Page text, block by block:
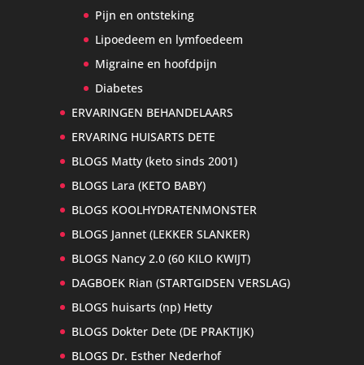
Pijn en ontsteking
Lipoedeem en lymfoedeem
Migraine en hoofdpijn
Diabetes
ERVARINGEN BEHANDELAARS
ERVARING HUISARTS DETE
BLOGS Matty (keto sinds 2001)
BLOGS Lara (KETO BABY)
BLOGS KOOLHYDRATENMONSTER
BLOGS Jannet (LEKKER SLANKER)
BLOGS Nancy 2.0 (60 KILO KWIJT)
DAGBOEK Rian (STARTGIDSEN VERSLAG)
BLOGS huisarts (np) Hetty
BLOGS Dokter Dete (DE PRAKTIJK)
BLOGS Dr. Esther Nederhof